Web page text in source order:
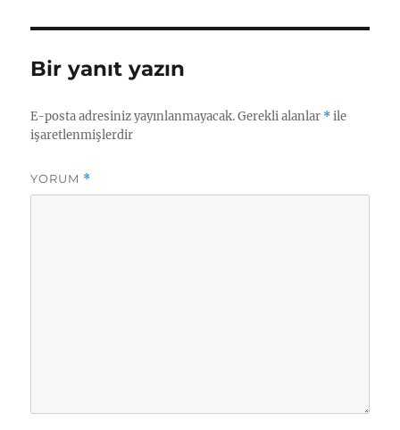
p I
a g k.
m
Bir yanıt yazın
E-posta adresiniz yayınlanmayacak. Gerekli alanlar *ile
işaretlenmişlerdir
YORUM *